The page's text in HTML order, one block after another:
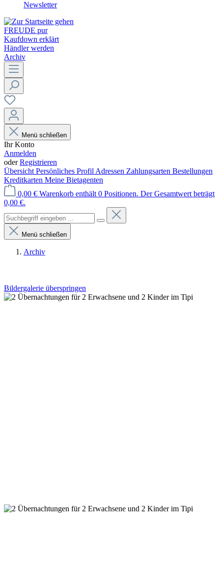
Newsletter
FREUDE pur
Kaufdown erklärt
Händler werden
Archiv
Menü schließen
Ihr Konto
Anmelden
oderRegistrieren
Übersicht Persönliches Profil Adressen Zahlungsarten Bestellungen
Kreditkarten Meine Bietagenten
0,00 € Warenkorb enthält 0 Positionen. Der Gesamtwert beträgt
0,00 €.
Menü schließen
Archiv
Bildergalerie überspringen